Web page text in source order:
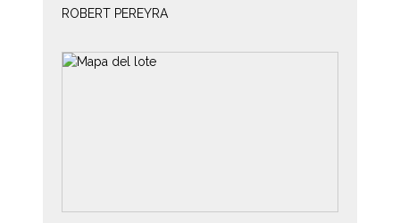
ROBERT PEREYRA